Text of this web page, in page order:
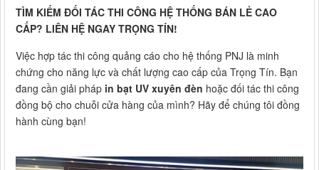
TÌM KIẾM ĐỐI TÁC THI CÔNG HỆ THỐNG BÁN LẺ CAO
CẤP? LIÊN HỆ NGAY TRỌNG TÍN!
Việc hợp tác thi công quảng cáo cho hệ thống PNJ là minh
chứng cho năng lực và chất lượng cao cấp của Trọng Tín. Bạn
đang cần giải pháp in bạt UV xuyên đèn hoặc đối tác thi công
đồng bộ cho chuỗi cửa hàng của mình? Hãy để chúng tôi đồng
hành cùng bạn!